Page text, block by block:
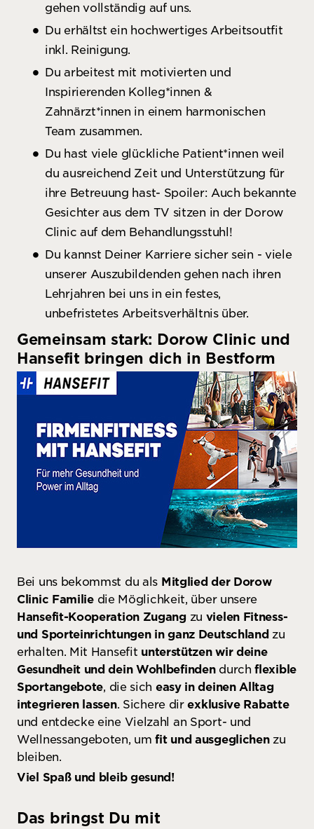
gehen vollständig auf uns.
Du erhältst ein hochwertiges Arbeitsoutfit
inkl. Reinigung.
Du arbeitest mit motivierten und
Inspirierenden Kolleg*innen &
Zahnärzt*innen in einem harmonischen
Team zusammen.
Du hast viele glückliche Patient*innen weil
du ausreichend Zeit und Unterstützung für
ihre Betreuung hast- Spoiler: Auch bekannte
Gesichter aus dem TV sitzen in der Dorow
Clinic auf dem Behandlungsstuhl!
Du kannst Deiner Karriere sicher sein - viele
unserer Auszubildenden gehen nach ihren
Lehrjahren bei uns in ein festes,
unbefristetes Arbeitsverhältnis über.
Gemeinsam stark: Dorow Clinic und
Hansefit bringen dich in Bestform
Bei uns bekommst du als Mitglied der Dorow
Clinic Familiedie Möglichkeit, über unsere
Hansefit-Kooperation Zugangzu vielen Fitness-
und Sporteinrichtungen in ganz Deutschland zu
erhalten. Mit Hansefit unterstützen wir deine
Gesundheit und dein Wohlbefindendurchflexible
Sportangebote, die sich easy in deinen Alltag
integrieren lassen. Sichere direxklusive Rabatte
und entdecke eine Vielzahl an Sport- und
Wellnessangeboten, umfit und ausgeglichenzu
bleiben.
Viel Spaß und bleib gesund!
Das bringst Du mit